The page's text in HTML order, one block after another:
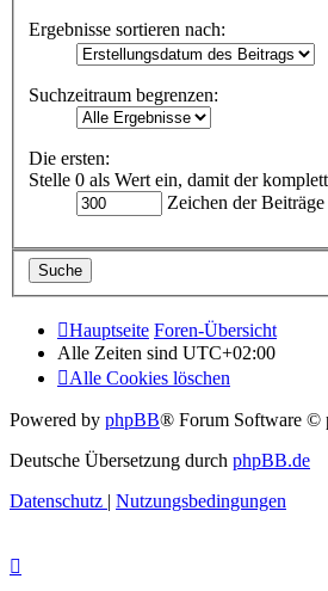
Ergebnisse sortieren nach:
Suchzeitraum begrenzen:
Die ersten:
Stelle 0 als Wert ein, damit der
Zeichen der Beiträge
Hauptseite Foren-Übersicht
Alle Zeiten sind UTC+02:00
Alle Cookies löschen
Powered by phpBB® Forum Software ©
Deutsche Übersetzung durch phpBB.de
Datenschutz | Nutzungsbedingungen